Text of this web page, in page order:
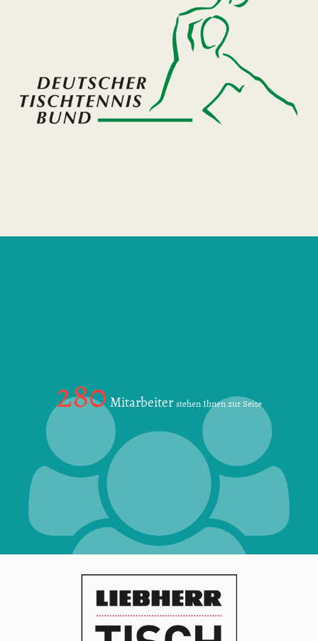
280Mitarbeiter stehen Ihnen zur Seite